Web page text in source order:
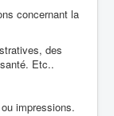
concernant la
des
Etc..
impressions.